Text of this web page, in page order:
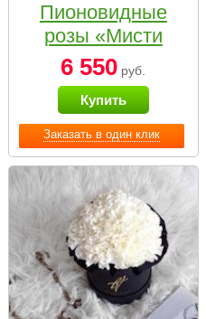
Заказать в один клик
Пионовидные
розы «Мисти
бабблс» в белой
коробке Small
6 550 руб.
Купить